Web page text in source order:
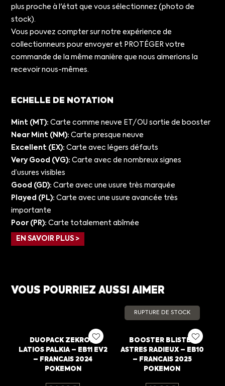
plus proche à l'état que vous sélectionnez (photo de
stock).
Vous pouvez compter sur notre expérience de
collectionneurs pour envoyer et PROTÉGER votre
commande de la même manière que nous aimerions la
recevoir nous-mêmes.
ECHELLE DE NOTATION
Mint (MT): Carte comme neuve ET/OU sortie de booster
Near Mint (NM): Carte presque neuve
Excellent (EX): Carte avec légers défauts
Very Good (VG): Carte avec de nombreux signes
d’usures visibles
Good (GD): Carte avec une usure très marquée
Played (PL): Carte avec une usure avancée très
importante
Poor (PR): Carte totalement abîmée
EN SAVOIR PLUS >
VOUS POURRIEZ AUSSI AIMER
DUOPACK ZEKROM
LATIOS PALKIA – EB11 EV2
– FRANCAIS 2024
POKEMON
RUPTURE DE STOCK
BOOSTER BLISTER
ASTRES RADIEUX – EB10
– FRANCAIS 2025
POKEMON